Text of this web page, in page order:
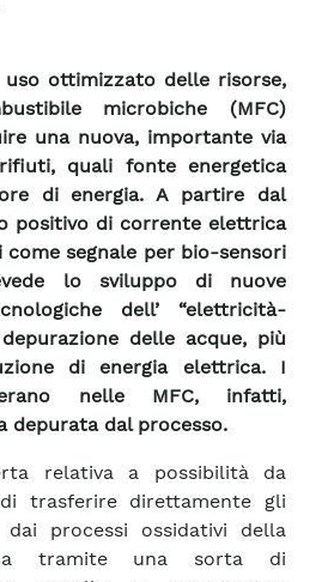
ottimizzato delle risorse,
microbiche (MFC)
una nuova, importante via
quali fonte energetica
di energia. A partire dal
positivo di corrente elettrica
segnale per bio-sensori
lo sviluppo di nuove
dell’ “elettricità-
delle acque, più
di energia elettrica. I
nelle MFC, infatti,
depurata dal processo.
relativa a possibilità da
trasferire direttamente gli
processi ossidativi della
tramite una sorta di